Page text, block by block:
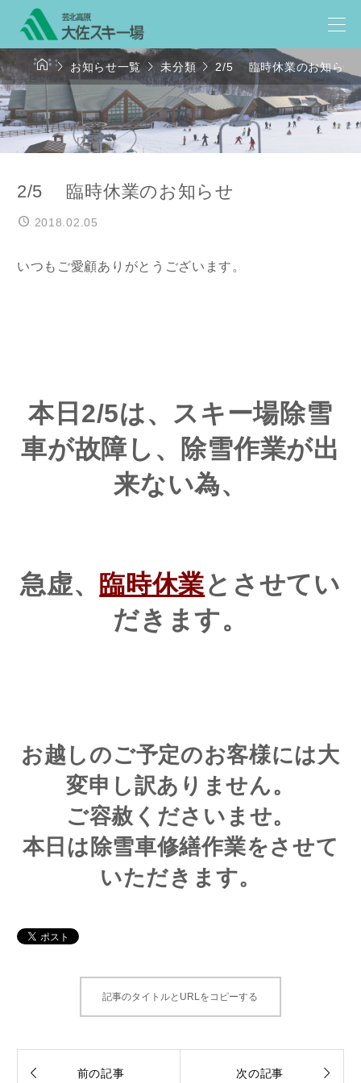
 お知らせ一覧未分類2/5 臨時休業のお知らせ
2/5 臨時休業のお知らせ
2018.02.05
いつもご愛顧ありがとうございます。
本日2/5は、スキー場除雪
車が故障し、除雪作業が出
来ない為、
急虚、 臨時休業とさせてい
だきます。
お越しのご予定のお客様には大
変申し訳ありません。
ご容赦くださいませ。
本日は除雪車修繕作業をさせて
いただきます。
記事のタイトルとURLをコピーする
 前の記事 次の記事 